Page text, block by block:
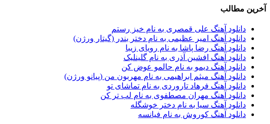
آراد عباسی
آراز5
آراز آرا
آراز المان2
آراز نصیری1
آراکو1
آراکوم3
آران2
آران براتی1
آران براتی و ایمان حمیدی1
آران، مُوِرس و وینتِرس1
آرپژ1
آرتا1
آخرین مطالب
دانلود آهنگ علی قمصری به نام خیز رستم
دانلود آهنگ امیر عظیمی به نام دختر بندر (گیتار ورژن)
دانلود آهنگ رضا پاشا به نام رویای زیبا
دانلود آهنگ افشین آذری به نام گلینلیک
دانلود آهنگ دیمو به نام حالمو عوض کن
دانلود آهنگ میثم ابراهیمی به نام مهربون من (پیانو ورژن)
دانلود آهنگ فرهاد تاروردی به نام تماشای تو
دانلود آهنگ مهران مصطفوی به نام لب تر کن
دانلود آهنگ سیا به نام دختر خوشگله
دانلود آهنگ کوروش به نام فیانسه